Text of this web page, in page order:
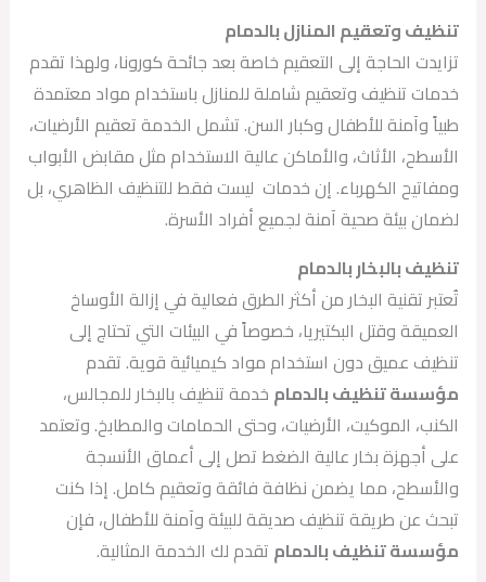
تنظيف وتعقيم المنازل بالدمام
تزايدت الحاجة إلى التعقيم خاصة بعد جائحة كورونا، ولهذا تقدم
خدمات تنظيف وتعقيم شاملة للمنازل باستخدام مواد معتمدة
طبياً وآمنة للأطفال وكبار السن. تشمل الخدمة تعقيم الأرضيات،
الأسطح، الأثاث، والأماكن عالية الاستخدام مثل مقابض الأبواب
ومفاتيح الكهرباء. إن خدمات ليست فقط للتنظيف الظاهري، بل
لضمان بيئة صحية آمنة لجميع أفراد الأسرة.
تنظيف بالبخار بالدمام
تُعتبر تقنية البخار من أكثر الطرق فعالية في إزالة الأوساخ
العميقة وقتل البكتيريا، خصوصاً في البيئات التي تحتاج إلى
تنظيف عميق دون استخدام مواد كيميائية قوية. تقدم
مؤسسة تنظيف بالدمام خدمة تنظيف بالبخار للمجالس،
الكنب، الموكيت، الأرضيات، وحتى الحمامات والمطابخ. وتعتمد
على أجهزة بخار عالية الضغط تصل إلى أعماق الأنسجة
والأسطح، مما يضمن نظافة فائقة وتعقيم كامل. إذا كنت
تبحث عن طريقة تنظيف صديقة للبيئة وآمنة للأطفال، فإن
مؤسسة تنظيف بالدمام تقدم لك الخدمة المثالية.